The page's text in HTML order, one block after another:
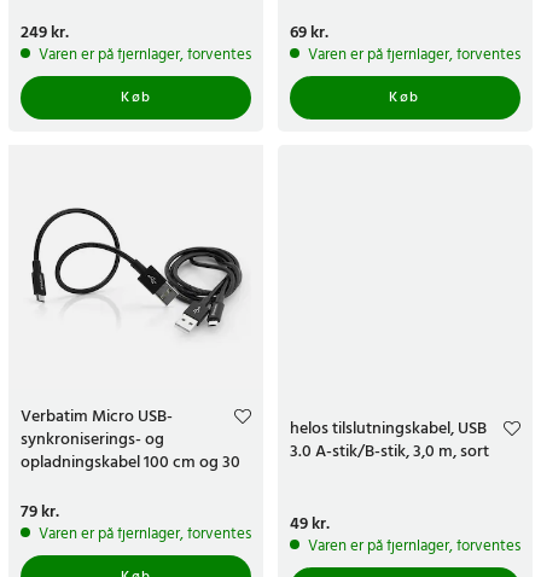
Pris:249 kr.
249 kr.
Varen er på fjernlager, forventes at blive sendt inden for 5-7 hverdage
Køb
Pris:69 kr.
69 kr.
Varen er på fjernlager, forventes
Køb
Verbatim Micro USB-
synkroniserings- og
opladningskabel 100 cm og 30
Pris:79 kr.
79 kr.
Varen er på fjernlager, forventes at blive sendt inden for 5-7 hverdage
helos tilslutningskabel, USB
3.0 A-stik/B-stik, 3,0 m, sort
Pris:49 kr.
49 kr.
Varen er på fjernlager, forventes